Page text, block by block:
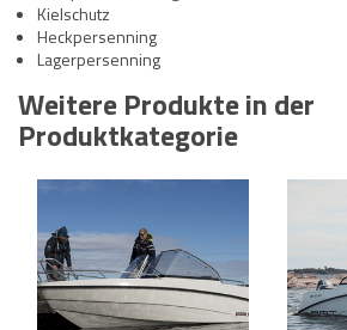
Kielschutz
Heckpersenning
Lagerpersenning
Weitere Produkte in der
Produktkategorie